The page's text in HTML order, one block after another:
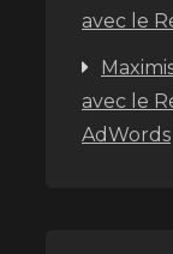
avec le
avec le
AdWords